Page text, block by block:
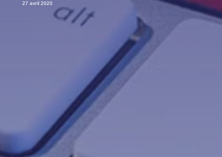
27 avril 2020